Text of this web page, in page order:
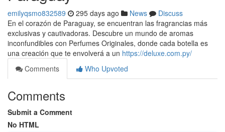
emilyqsmo832589 295 days ago News
Discuss
En el corazón de Paraguay, se encuentran las fragrancias más
exclusivas y cautivadoras. Descubre un mundo de aromas
inconfundibles con Perfumes Originales, donde cada botella es
una creación que te envolverá a un https://deluxe.com.py/
Comments
Who Upvoted
Comments
Submit a Comment
No HTML